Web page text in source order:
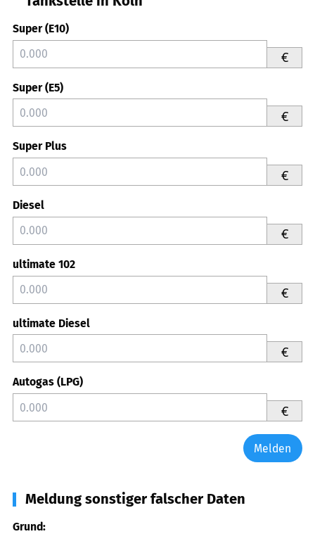
Super (E10)
€
Super (E5)
€
Super Plus
€
Diesel
€
ultimate 102
€
ultimate Diesel
€
Autogas (LPG)
€
Melden
Meldung sonstiger falscher Daten
Grund: